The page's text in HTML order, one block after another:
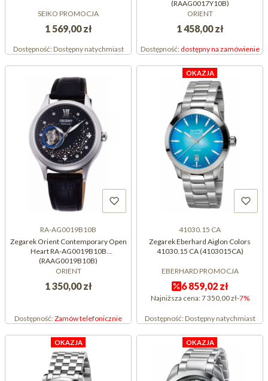
SEIKO PROMOCJA
1 569,00 zł
Dostępność:Dostępny natychmiast
(RAAG0017Y10B)
ORIENT
1 458,00 zł
Dostępność: dostępny na zamówienie
RA-AG0019B10B
Zegarek Orient Contemporary Open
Heart RA-AG0019B10B
(RAAG0019B10B)
ORIENT
1 350,00 zł
Dostępność:Zamów telefonicznie
OKAZJA
41030.15 CA
Zegarek Eberhard Aiglon Colors
41030.15 CA (4103015CA)
EBERHARD PROMOCJA
6 859,02 zł
Najniższa cena:7 350,00 zł-7%
Dostępność:Dostępny natychmiast
OKAZJA OKAZJA